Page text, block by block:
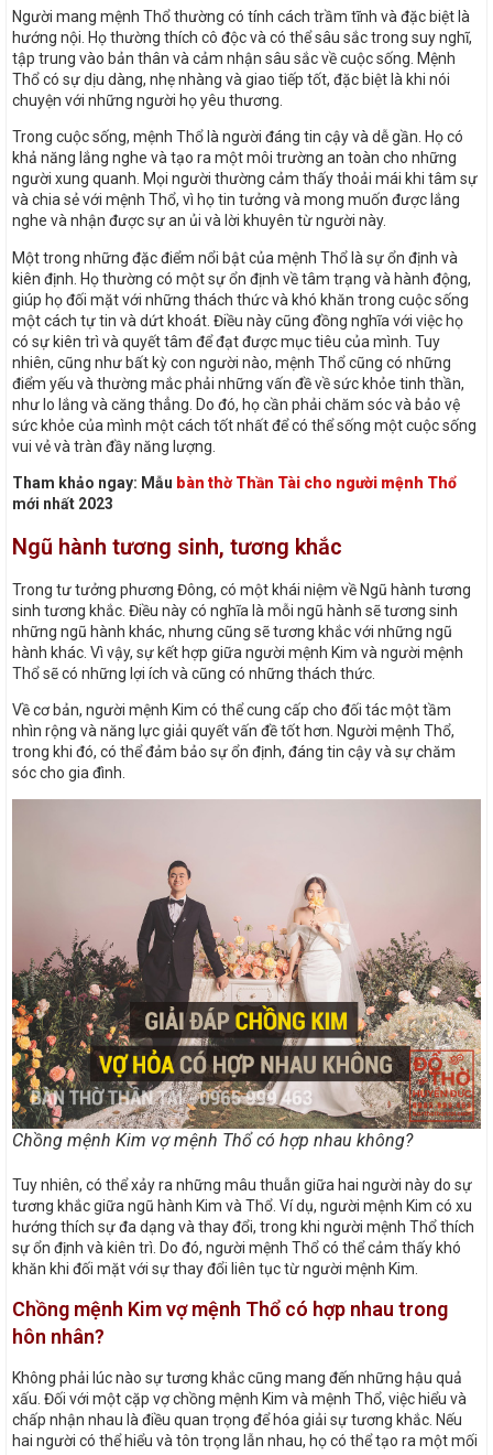
Người mang mệnh Thổ thường có tính cách trầm tĩnh và đặc biệt là
hướng nội. Họ thường thích cô độc và có thể sâu sắc trong suy nghĩ,
tập trung vào bản thân và cảm nhận sâu sắc về cuộc sống. Mệnh
Thổ có sự dịu dàng, nhẹ nhàng và giao tiếp tốt, đặc biệt là khi nói
chuyện với những người họ yêu thương.
Trong cuộc sống, mệnh Thổ là người đáng tin cậy và dễ gần. Họ có
khả năng lắng nghe và tạo ra một môi trường an toàn cho những
người xung quanh. Mọi người thường cảm thấy thoải mái khi tâm sự
và chia sẻ với mệnh Thổ, vì họ tin tưởng và mong muốn được lắng
nghe và nhận được sự an ủi và lời khuyên từ người này.
Một trong những đặc điểm nổi bật của mệnh Thổ là sự ổn định và
kiên định. Họ thường có một sự ổn định về tâm trạng và hành động,
giúp họ đối mặt với những thách thức và khó khăn trong cuộc sống
một cách tự tin và dứt khoát. Điều này cũng đồng nghĩa với việc họ
có sự kiên trì và quyết tâm để đạt được mục tiêu của mình. Tuy
nhiên, cũng như bất kỳ con người nào, mệnh Thổ cũng có những
điểm yếu và thường mắc phải những vấn đề về sức khỏe tinh thần,
như lo lắng và căng thẳng. Do đó, họ cần phải chăm sóc và bảo vệ
sức khỏe của mình một cách tốt nhất để có thể sống một cuộc sống
vui vẻ và tràn đầy năng lượng.
Tham khảo ngay: Mẫu bàn thờ Thần Tài cho người mệnh Thổ
mới nhất 2023
Ngũ hành tương sinh, tương khắc
Trong tư tưởng phương Đông, có một khái niệm về Ngũ hành tương
sinh tương khắc. Điều này có nghĩa là mỗi ngũ hành sẽ tương sinh
những ngũ hành khác, nhưng cũng sẽ tương khắc với những ngũ
hành khác. Vì vậy, sự kết hợp giữa người mệnh Kim và người mệnh
Thổ sẽ có những lợi ích và cũng có những thách thức.
Về cơ bản, người mệnh Kim có thể cung cấp cho đối tác một tầm
nhìn rộng và năng lực giải quyết vấn đề tốt hơn. Người mệnh Thổ,
trong khi đó, có thể đảm bảo sự ổn định, đáng tin cậy và sự chăm
sóc cho gia đình.
Chồng mệnh Kim vợ mệnh Thổ có hợp nhau không?
Tuy nhiên, có thể xảy ra những mâu thuẫn giữa hai người này do sự
tương khắc giữa ngũ hành Kim và Thổ. Ví dụ, người mệnh Kim có xu
hướng thích sự đa dạng và thay đổi, trong khi người mệnh Thổ thích
sự ổn định và kiên trì. Do đó, người mệnh Thổ có thể cảm thấy khó
khăn khi đối mặt với sự thay đổi liên tục từ người mệnh Kim.
Chồng mệnh Kim vợ mệnh Thổ có hợp nhau trong
hôn nhân?
Không phải lúc nào sự tương khắc cũng mang đến những hậu quả
xấu. Đối với một cặp vợ chồng mệnh Kim và mệnh Thổ, việc hiểu và
chấp nhận nhau là điều quan trọng để hóa giải sự tương khắc. Nếu
hai người có thể hiểu và tôn trọng lẫn nhau, họ có thể tạo ra một mối